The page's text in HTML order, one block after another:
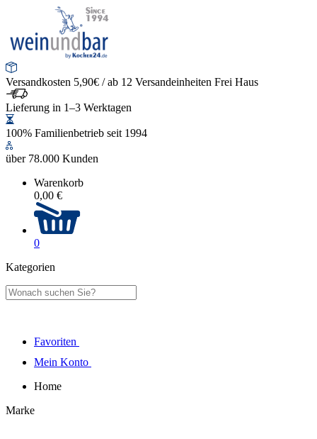
Versandkosten 5,90€ / ab 12 Versandeinheiten Frei Haus
Lieferung in 1–3 Werktagen
100% Familienbetrieb seit 1994
über 78.000 Kunden
Warenkorb
0,00 €
0
Kategorien
Favoriten
Mein Konto
Home
Marke